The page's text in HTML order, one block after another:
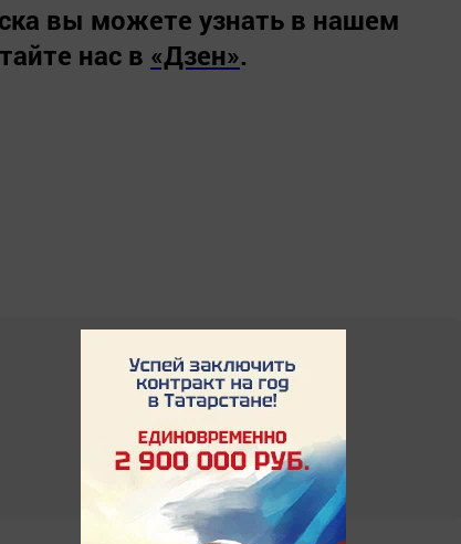
вы можете узнать в нашем
нас в «Дзен».